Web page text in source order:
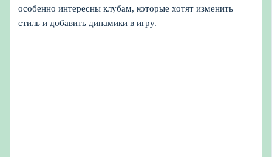
особенно интересны клубам, которые хотят изменить
стиль и добавить динамики в игру.